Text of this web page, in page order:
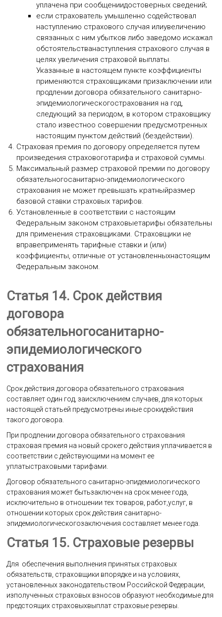
уплачена при сообщениидостоверных сведений;
если страхователь умышленно содействовал
наступлению страхового случая илиувеличению
связанных с ним убытков либо заведомо искажал
обстоятельстванаступления страхового случая в
целях увеличения страховой выплаты.
Указанные в настоящем пункте коэффициенты
применяются страховщиками призаключении или
продлении договора обязательного санитарно-
эпидемиологическогострахования на год,
следующий за периодом, в котором страховщику
стало известноо совершении предусмотренных
настоящим пунктом действий (бездействии).
Страховая премия по договору определяется путем
произведения страховоготарифа и страховой суммы.
Максимальный размер страховой премии по договору
обязательногосанитарно-эпидемиологического
страхования не может превышать кратныйразмер
базовой ставки страховых тарифов.
Установленные в соответствии с настоящим
Федеральным законом страховыетарифы обязательны
для применения страховщиками. Страховщики не
вправеприменять тарифные ставки и (или)
коэффициенты, отличные от установленныхнастоящим
Федеральным законом.
Статья 14. Срок действия
договора
обязательногосанитарно-
эпидемиологического
страхования
Срок действия договора обязательного страхования
составляет один год, заисключением случаев, для которых
настоящей статьей предусмотрены иные срокидействия
такого договора.
При продлении договора обязательного страхования
страховая премия на новый срокего действия уплачивается в
соответствии с действующими на момент ее
уплатыстраховыми тарифами.
Договор обязательного санитарно-эпидемиологического
страхования может бытьзаключен на срок менее года,
исключительно в отношении тех товаров, работ,услуг, в
отношении которых срок действия санитарно-
эпидемиологическогозаключения составляет менее года.
Статья 15. Страховые резервы
Для обеспечения выполнения принятых страховых
обязательств, страховщики впорядке и на условиях,
установленных законодательством Российской Федерации,
изполученных страховых взносов образуют необходимые для
предстоящих страховыхвыплат страховые резервы.